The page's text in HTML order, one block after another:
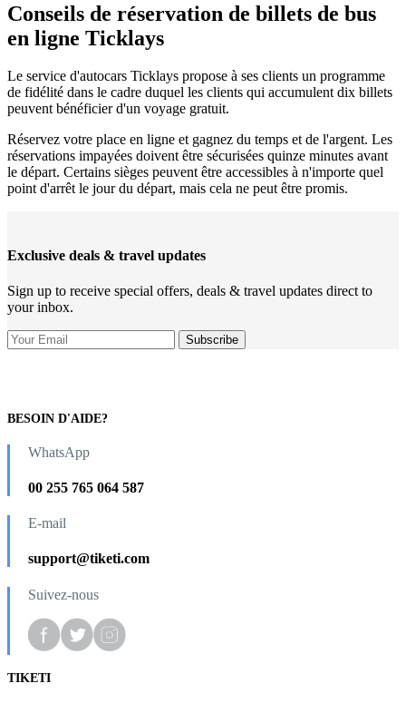
Conseils de réservation de billets de bus
en ligne Ticklays
Le service d'autocars Ticklays propose à ses clients un programme
de fidélité dans le cadre duquel les clients qui accumulent dix billets
peuvent bénéficier d'un voyage gratuit.
Réservez votre place en ligne et gagnez du temps et de l'argent. Les
réservations impayées doivent être sécurisées quinze minutes avant
le départ. Certains sièges peuvent être accessibles à n'importe quel
point d'arrêt le jour du départ, mais cela ne peut être promis.
Exclusive deals & travel updates
Sign up to receive special offers, deals & travel updates direct to
your inbox.
BESOIN D'AIDE?
WhatsApp
00 255 765 064 587
E-mail
support@tiketi.com
Suivez-nous
TIKETI